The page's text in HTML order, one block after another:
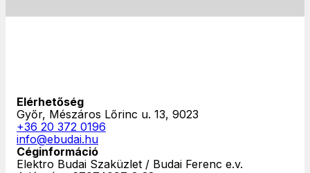
Elérhetőség
Győr, Mészáros Lőrinc u. 13, 9023
+36 20 372 0196
info@ebudai.hu
Céginformáció
Elektro Budai Szaküzlet / Budai Ferenc e.v.